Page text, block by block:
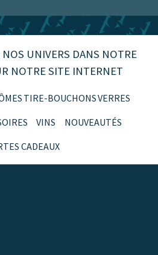
UNIVERS DANS NOTRE
NOTRE SITE INTERNET
TIRE-BOUCHONSVERRES
VINS NOUVEAUTÉS
CADEAUX